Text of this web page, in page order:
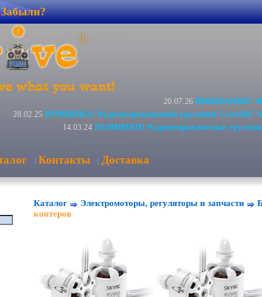
Забыли?
20.07.26 ВНИМАНИЕ!
28.02.25 НОВИНКА! Радиоуправляемый грузовик CrossRC
14.03.24 НОВИНКИ! Радиоуправляемые
| Контакты | Доставка
Каталог Электромоторы, регуляторы и запчасти
коптеров